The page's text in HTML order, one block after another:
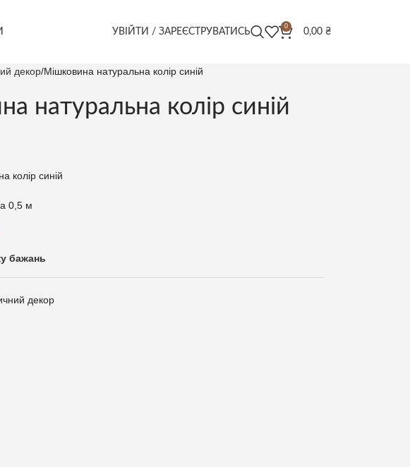
УВІЙТИ / ЗАРЕЄСТРУВАТИСЬ
0
0,00 ₴
декор Мішковина натуральна колір синій
натуральна колір синій
колір синій
0,5 м
бажань
декор